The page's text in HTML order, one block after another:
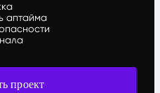
аптайма
проект